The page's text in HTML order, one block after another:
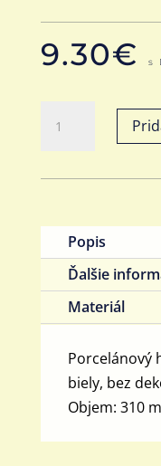
9.30€ s
Hrnček
Bernadotte
Popis
Ďalšie
Materiál
Porcelánový
biely, bez
Objem: 310